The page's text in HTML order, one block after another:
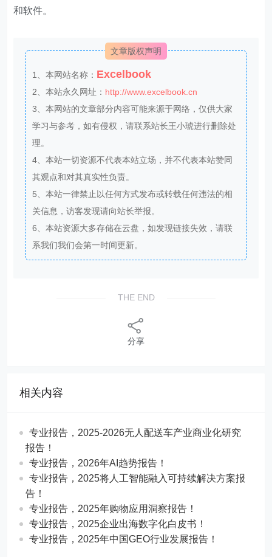
和软件。
文章版权声明
1、本网站名称： Excelbook
2、本站永久网址： http://www.excelbook.cn
3、本网站的文章部分内容可能来源于网络，仅供大家
学习与参考，如有侵权，请联系站长王小琥进行删除处
理。
4、本站一切资源不代表本站立场，并不代表本站赞同
其观点和对其真实性负责。
5、本站一律禁止以任何方式发布或转载任何违法的相
关信息，访客发现请向站长举报。
6、本站资源大多存储在云盘，如发现链接失效，请联
系我们我们会第一时间更新。
THE END
分享
相关内容
专业报告，2025-2026无人配送车产业商业化研究
报告！
专业报告，2026年AI趋势报告！
​​专业报告，2025将人工智能融入可持续解决方案报
告！
专业报告，2025年购物应用洞察报告！
专业报告，2025企业出海数字化白皮书！
专业报告，2025年中国GEO行业发展报告！